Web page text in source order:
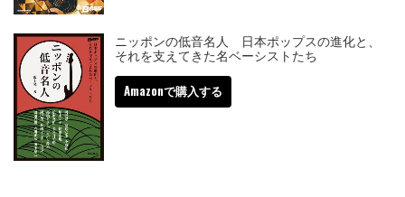
ニッポンの低音名人 日本ポップスの進化と、
それを支えてきた名ベーシストたち
Amazonで購入する